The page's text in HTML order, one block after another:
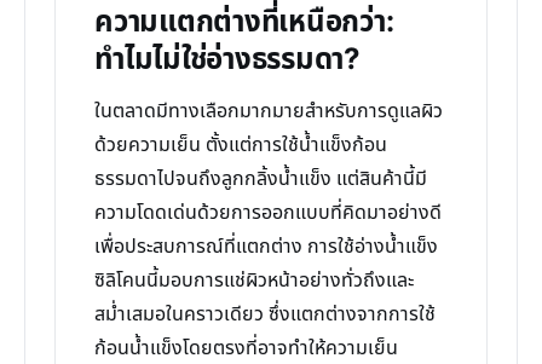
ความแตกต่างที่เหนือกว่า:
ทำไมไม่ใช่อ่างธรรมดา?
ในตลาดมีทางเลือกมากมายสำหรับการดูแลผิว
ด้วยความเย็น ตั้งแต่การใช้น้ำแข็งก้อน
ธรรมดาไปจนถึงลูกกลิ้งน้ำแข็ง แต่สินค้านี้มี
ความโดดเด่นด้วยการออกแบบที่คิดมาอย่างดี
เพื่อประสบการณ์ที่แตกต่าง การใช้อ่างน้ำแข็ง
ซิลิโคนนี้มอบการแช่ผิวหน้าอย่างทั่วถึงและ
สม่ำเสมอในคราวเดียว ซึ่งแตกต่างจากการใช้
ก้อนน้ำแข็งโดยตรงที่อาจทำให้ความเย็น